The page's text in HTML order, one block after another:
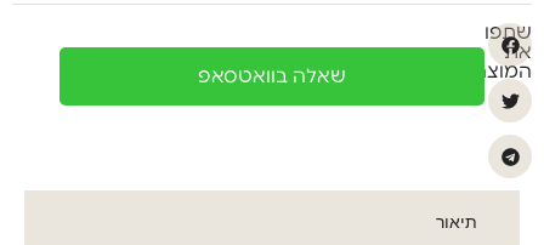
שתפו
את
המוצר
שאלה בוואטסאפ
תיאור